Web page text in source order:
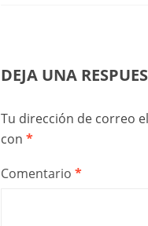
DEJA UNA
Tu dirección de correo
con *
Comentario *